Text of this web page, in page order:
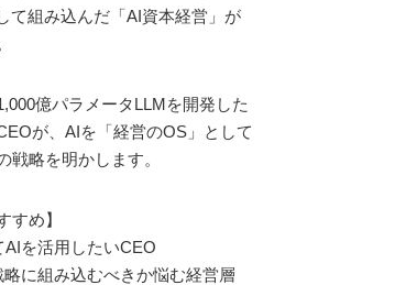
て組み込んだ「AI資本経営」が
億パラメータLLMを開発した
が、AIを「経営のOS」として
戦略を明かします。
すめ】
を活用したいCEO
に組み込むべきか悩む経営層